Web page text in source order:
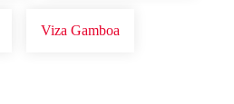
Viza Gamboa